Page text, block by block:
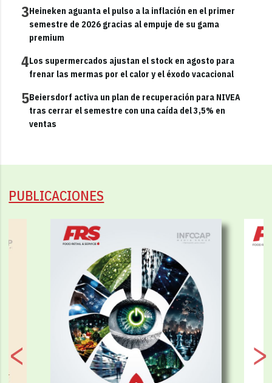
3Heineken aguanta el pulso a la inflación en el primer
semestre de 2026 gracias al empuje de su gama
premium
4Los supermercados ajustan el stock en agosto para
frenar las mermas por el calor y el éxodo vacacional
5Beiersdorf activa un plan de recuperación para NIVEA
tras cerrar el semestre con una caída del 3,5% en
ventas
PUBLICACIONES